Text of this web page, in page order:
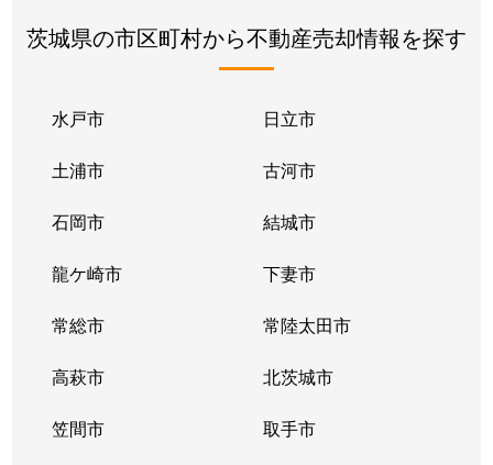
茨城県の市区町村から不動産売却情報を探す
水戸市 日立市
土浦市 古河市
石岡市 結城市
龍ケ崎市 下妻市
常総市 常陸太田市
高萩市 北茨城市
笠間市 取手市